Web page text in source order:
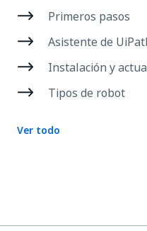
Primeros pasos
Asistente de
Instalación y
Tipos de robot
Ver todo